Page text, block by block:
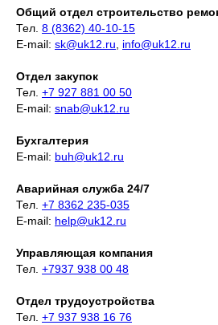
Общий отдел строительство
Тел. 8 (8362) 40-10-15
E-mail: sk@uk12.ru info@uk12.ru
Отдел закупок
Тел. +7 927 881 00 50
E-mail: snab@uk12.ru
Бухгалтерия
E-mail: buh@uk12.ru
Аварийная служба 24/7
Тел. +7 8362 235-035
E-mail: help@uk12.ru
Управляющая компания
Тел. +7937 938 00 48
Отдел трудоустройства
Тел. +7 937 938 16 76